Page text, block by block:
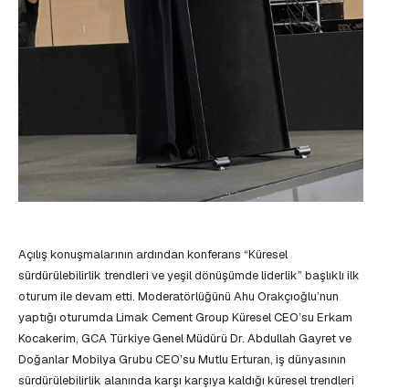
Açılış konuşmalarının ardından konferans “Küresel
sürdürülebilirlik trendleri ve yeşil dönüşümde liderlik” başlıklı ilk
oturum ile devam etti. Moderatörlüğünü Ahu Orakçıoğlu’nun
yaptığı oturumda Limak Cement Group Küresel CEO’su Erkam
Kocakerim, GCA Türkiye Genel Müdürü Dr. Abdullah Gayret ve
Doğanlar Mobilya Grubu CEO’su Mutlu Erturan, iş dünyasının
sürdürülebilirlik alanında karşı karşıya kaldığı küresel trendleri